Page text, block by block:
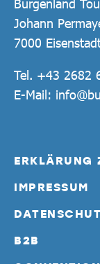
Burgenland
Johann
7000
Tel. +43 2682
E-Mail:
ERKLÄRUNG
IMPRESSUM
B2B